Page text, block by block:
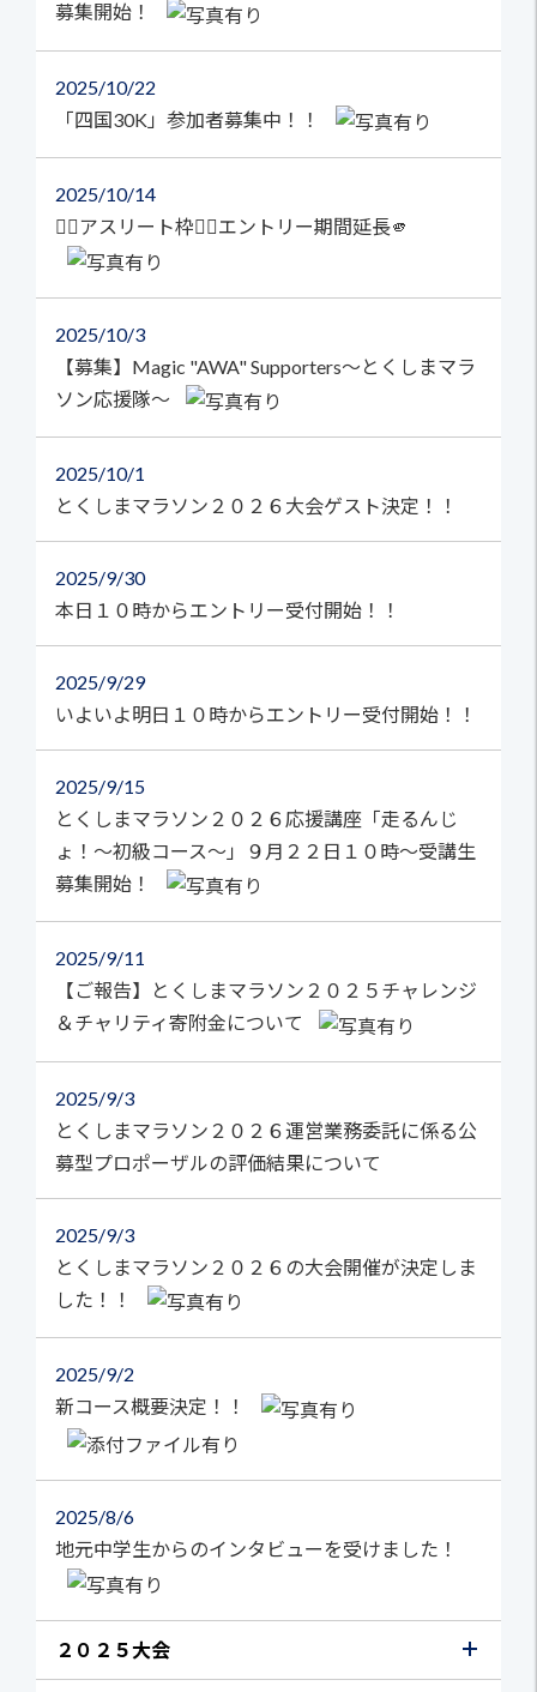
募集開始！
2025 10/22
「四国30K」参加者募集中！！
2025 10/14
🏃‍♀️アスリート枠🏃‍♂️エントリー期間延長🫵
2025 10/3
【募集】Magic "AWA" Supporters～とくしまマラ
ソン応援隊～
2025 10/1
とくしまマラソン２０２６大会ゲスト決定！！
2025 9/30
本日１０時からエントリー受付開始！！
2025 9/29
いよいよ明日１０時からエントリー受付開始！！
2025 9/15
とくしまマラソン２０２６応援講座「走るんじ
ょ！～初級コース～」９月２２日１０時～受講生
募集開始！
2025 9/11
【ご報告】とくしまマラソン２０２５チャレンジ
＆チャリティ寄附金について
2025 9/3
とくしまマラソン２０２６運営業務委託に係る公
募型プロポーザルの評価結果について
2025 9/3
とくしまマラソン２０２６の大会開催が決定しま
した！！
2025 9/2
新コース概要決定！！
2025 8/6
地元中学生からのインタビューを受けました！
２０２５大会